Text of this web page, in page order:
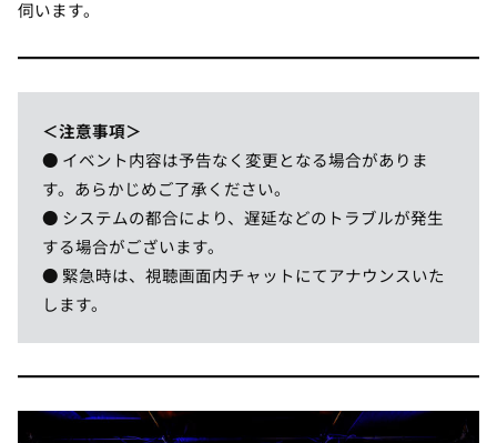
伺います。
＜注意事項＞
● イベント内容は予告なく変更となる場合がありま
す。あらかじめご了承ください。
● システムの都合により、遅延などのトラブルが発生
する場合がございます。
● 緊急時は、視聴画面内チャットにてアナウンスいた
します。